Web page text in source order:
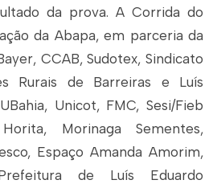
da prova. A Corrida do
da Abapa, em parceria da
CCAB, Sudotex, Sindicato
Rurais de Barreiras e Luís
Unicot, FMC, Sesi/Fieb
Morinaga Sementes,
Espaço Amanda Amorim,
de Luís Eduardo